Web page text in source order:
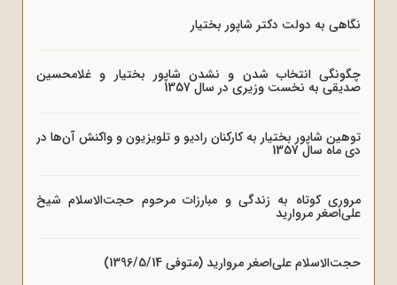
نگاهی به دولت دکتر شاپور بختیار
چگونگی انتخاب شدن و نشدن شاپور بختیار و غلامحسین
صدیقی به نخست وزیری در سال 1357
توهین شاپور بختیار به کارکنان رادیو و تلویزیون و واکنش آن‌ها در
دی ماه سال 1357
مروری کوتاه به زندگی و مبارزات مرحوم حجت‌الاسلام شیخ
علی‌اصغر مروارید
حجت‌الاسلام علی‌اصغر مروارید (متوفی 1396/5/14)